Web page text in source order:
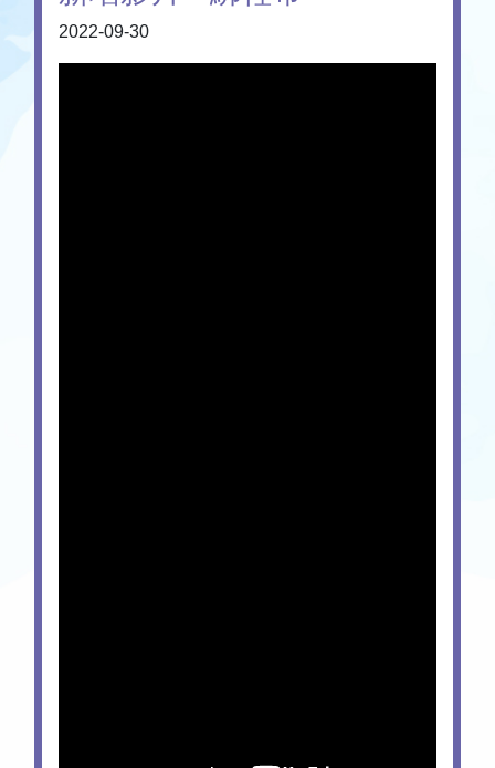
2022-09-30